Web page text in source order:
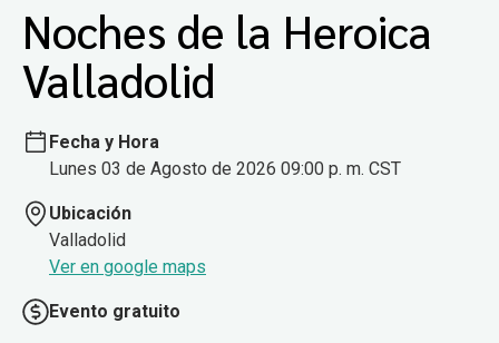
Noches de la Heroica
Valladolid
Fecha y Hora
Lunes 03 de Agosto de 2026 09:00 p. m. CST
Ubicación
Valladolid
Ver en google maps
Evento gratuito